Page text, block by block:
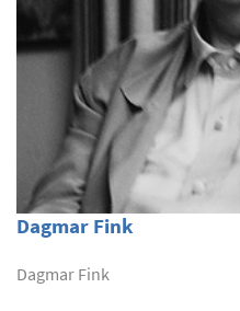
Dagmar Fink
Dagmar Fink